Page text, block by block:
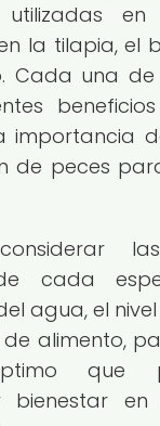
utilizadas
la tilapia, el
Cada una de
importancia
de peces
cada
agua, el
alimento,
que
bienestar